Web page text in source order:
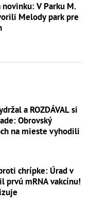
V Parku M.
Melody park pre
a ROZDÁVAL si
Obrovský
na mieste vyhodili
chrípke: Úrad v
prvú mRNA vakcínu!